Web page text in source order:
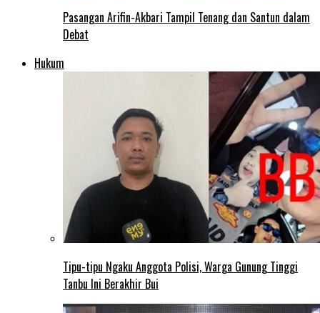
Pasangan Arifin-Akbari Tampil Tenang dan Santun dalam
Debat
Hukum
Tipu-tipu Ngaku Anggota Polisi, Warga Gunung Tinggi
Tanbu Ini Berakhir Bui